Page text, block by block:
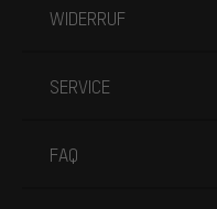
WIDERRUF
SERVICE
FAQ